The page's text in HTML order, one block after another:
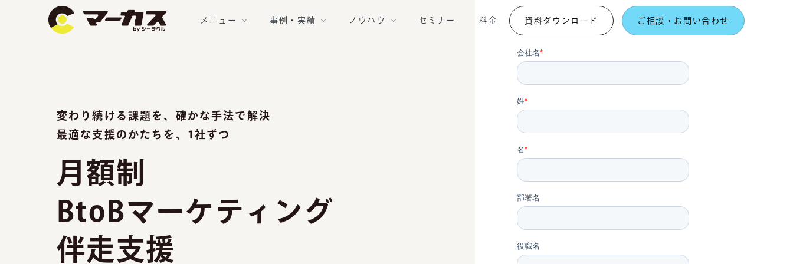
メニュー 事例・実績 ノウハウ セミナー 料金 資料ダウンロード ご相談・お問い合わせ
変わり続ける課題を、確かな手法で解決
最適な支援のかたちを、1社ずつ
月額制
BtoBマーケティング
伴走支援